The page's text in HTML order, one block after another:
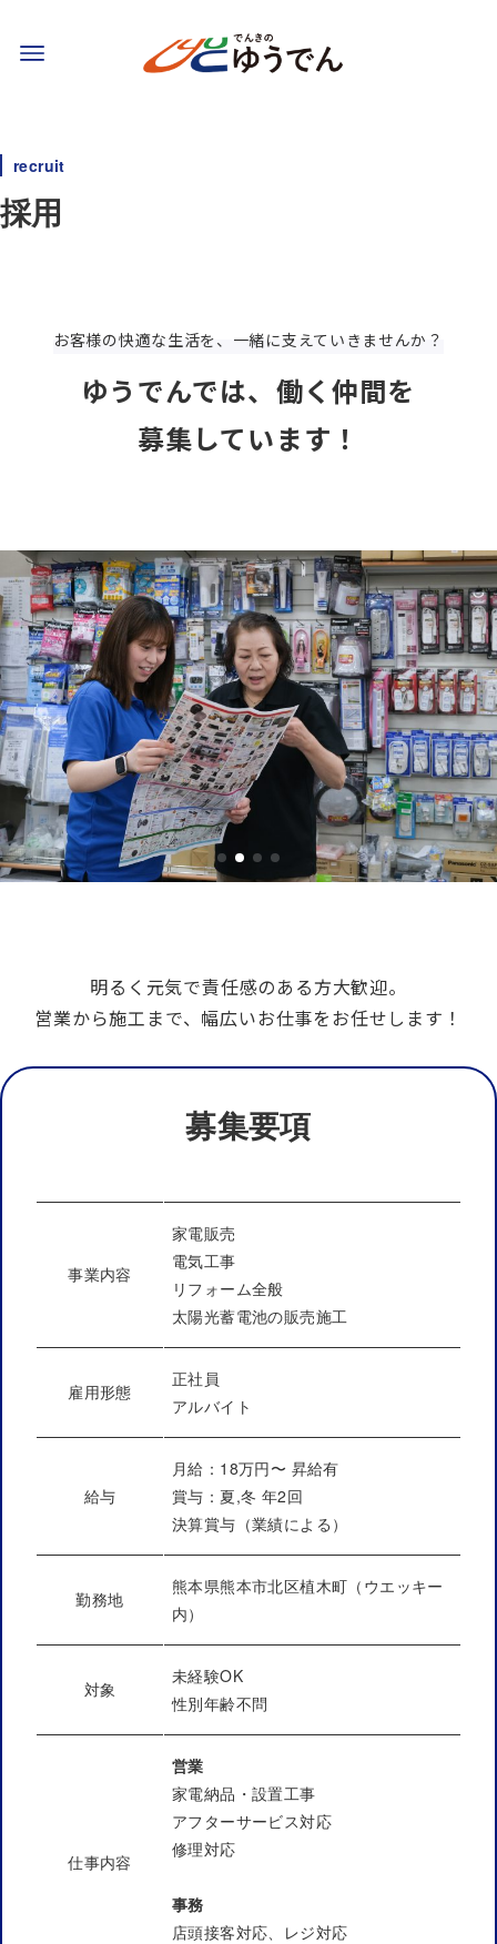
recruit
採用
お客様の快適な生活を、一緒に支えていきませんか？
ゆうでんでは、働く仲間を
募集しています！
明るく元気で責任感のある方大歓迎。
営業から施工まで、幅広いお仕事をお任せします！
募集要項
事業内容
家電販売
電気工事
リフォーム全般
太陽光蓄電池の販売施工
雇用形態
正社員
アルバイト
給与
月給：18万円〜 昇給有
賞与：夏,冬 年2回
決算賞与（業績による）
勤務地
熊本県熊本市北区植木町（ウエッキー
内）
対象
未経験OK
性別年齢不問
仕事内容
営業
家電納品・設置工事
アフターサービス対応
修理対応
事務
店頭接客対応、レジ対応